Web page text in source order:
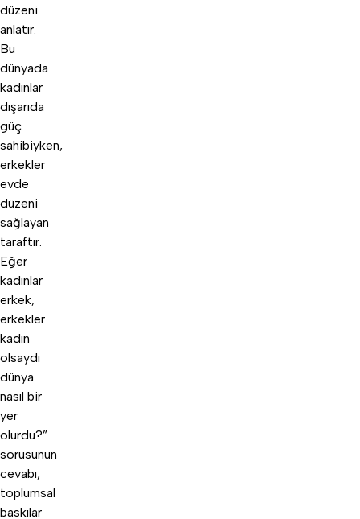
düzeni
anlatır.
Bu
dünyada
kadınlar
dışarıda
güç
sahibiyken,
erkekler
evde
düzeni
sağlayan
taraftır.
Eğer
kadınlar
erkek,
erkekler
kadın
olsaydı
dünya
nasıl bir
yer
olurdu?”
sorusunun
cevabı,
toplumsal
baskılar